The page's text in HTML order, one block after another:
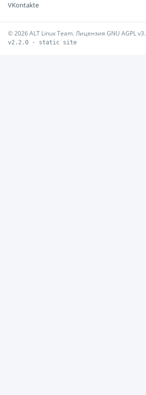
VKontakte
© 2026 ALT Linux Team. Лицензия GNU AGPL v3.
v2.2.0 · static site